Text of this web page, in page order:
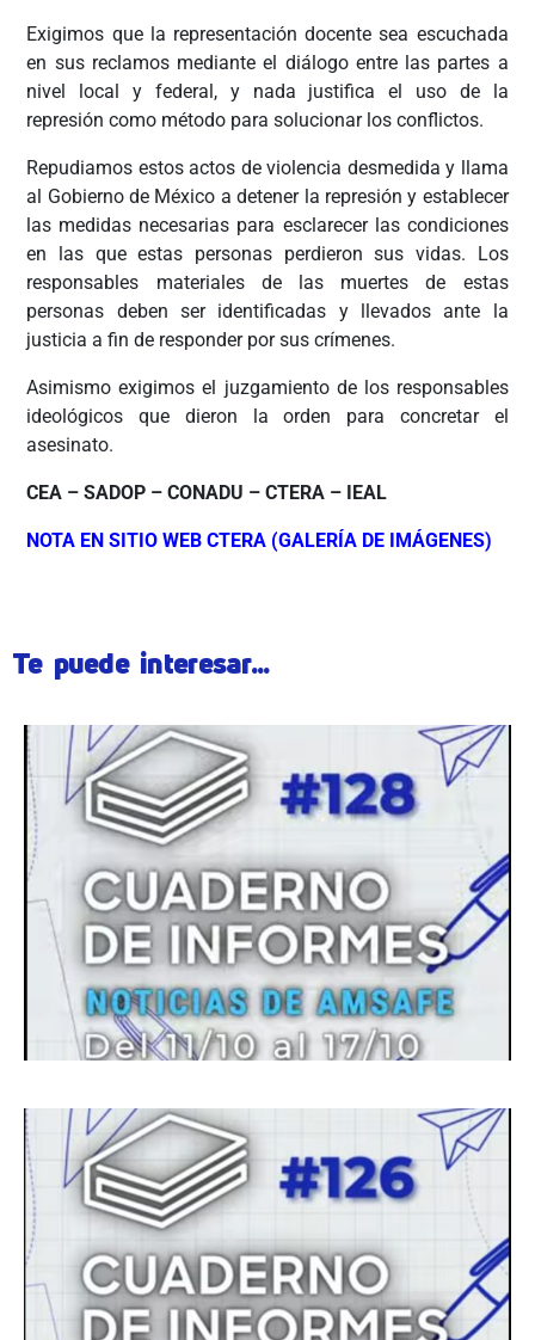
Exigimos que la representación docente sea escuchada
en sus reclamos mediante el diálogo entre las partes a
nivel local y federal, y nada justifica el uso de la
represión como método para solucionar los conflictos.
Repudiamos estos actos de violencia desmedida y llama
al Gobierno de México a detener la represión y establecer
las medidas necesarias para esclarecer las condiciones
en las que estas personas perdieron sus vidas. Los
responsables materiales de las muertes de estas
personas deben ser identificadas y llevados ante la
justicia a fin de responder por sus crímenes.
Asimismo exigimos el juzgamiento de los responsables
ideológicos que dieron la orden para concretar el
asesinato.
CEA – SADOP – CONADU – CTERA – IEAL
NOTA EN SITIO WEB CTERA (GALERÍA DE IMÁGENES)
Te puede interesar...